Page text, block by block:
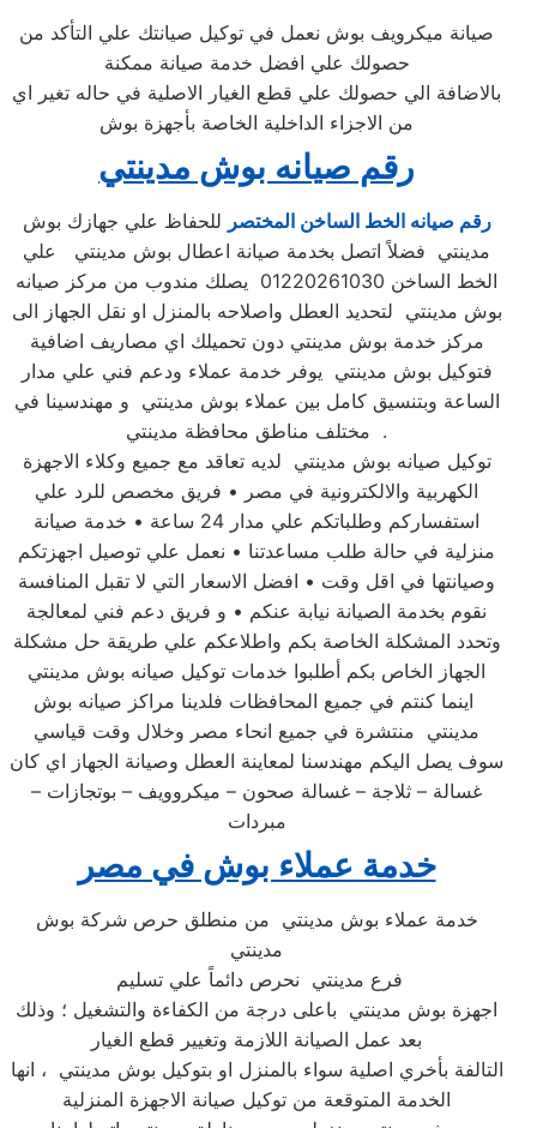
صيانة ميكرويف بوش نعمل في توكيل صيانتك علي التأكد من
حصولك علي افضل خدمة صيانة ممكنة
بالاضافة الي حصولك علي قطع الغيار الاصلية في حاله تغير اي
من الاجزاء الداخلية الخاصة بأجهزة بوش
رقم صيانه بوش مدينتي
رقم صيانه الخط الساخن المختصر للحفاظ علي جهازك بوش
مدينتي فضلاً اتصل بخدمة صيانة اعطال بوش مدينتي علي
الخط الساخن 01220261030 يصلك مندوب من مركز صيانه
بوش مدينتي لتحديد العطل واصلاحه بالمنزل او نقل الجهاز الى
مركز خدمة بوش مدينتي دون تحميلك اي مصاريف اضافية
فتوكيل بوش مدينتي يوفر خدمة عملاء ودعم فني علي مدار
الساعة وبتنسيق كامل بين عملاء بوش مدينتي و مهندسينا في
مختلف مناطق محافظة مدينتي .
توكيل صيانه بوش مدينتي لديه تعاقد مع جميع وكلاء الاجهزة
الكهربية والالكترونية في مصر • فريق مخصص للرد علي
استفساركم وطلباتكم علي مدار 24 ساعة • خدمة صيانة
منزلية في حالة طلب مساعدتنا • نعمل علي توصيل اجهزتكم
وصيانتها في اقل وقت • افضل الاسعار التي لا تقبل المنافسة
نقوم بخدمة الصيانة نيابة عنكم • و فريق دعم فني لمعالجة
وتحدد المشكلة الخاصة بكم واطلاعكم علي طريقة حل مشكلة
الجهاز الخاص بكم أطلبوا خدمات توكيل صيانه بوش مدينتي
اينما كنتم في جميع المحافظات فلدينا مراكز صيانه بوش
مدينتي منتشرة في جميع انحاء مصر وخلال وقت قياسي
سوف يصل اليكم مهندسنا لمعاينة العطل وصيانة الجهاز اي كان
غسالة – ثلاجة – غسالة صحون – ميكروويف – بوتجازات –
مبردات
خدمة عملاء بوش في مصر
خدمة عملاء بوش مدينتي من منطلق حرص شركة بوش
مدينتي
فرع مدينتي نحرص دائماً علي تسليم
اجهزة بوش مدينتي باعلى درجة من الكفاءة والتشغيل ؛ وذلك
بعد عمل الصيانة اللازمة وتغيير قطع الغيار
التالفة بأخري اصلية سواء بالمنزل او بتوكيل بوش مدينتي ، انها
الخدمة المتوقعة من توكيل صيانة الاجهزة المنزلية